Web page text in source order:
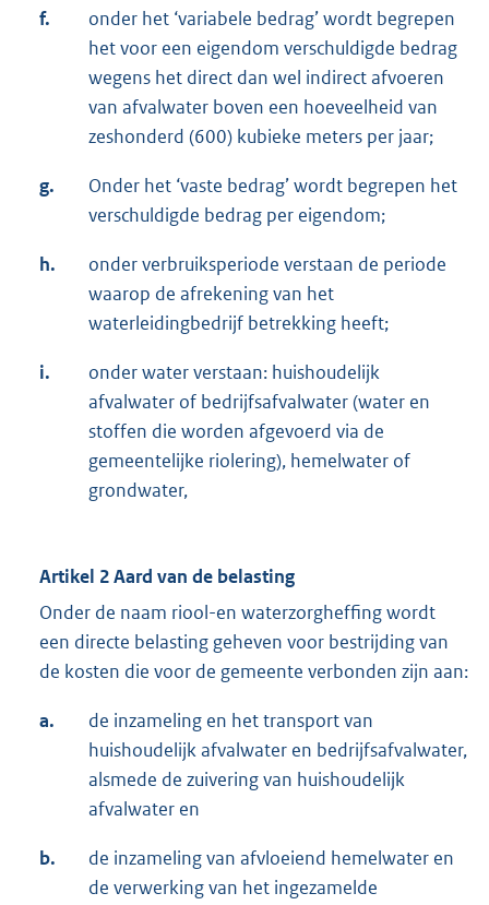
f.
onder het ‘variabele bedrag’ wordt begrepen
het voor een eigendom verschuldigde bedrag
wegens het direct dan wel indirect afvoeren
van afvalwater boven een hoeveelheid van
zeshonderd (600) kubieke meters per jaar;
g.
Onder het ‘vaste bedrag’ wordt begrepen het
verschuldigde bedrag per eigendom;
h.
onder verbruiksperiode verstaan de periode
waarop de afrekening van het
waterleidingbedrijf betrekking heeft;
i.
onder water verstaan: huishoudelijk
afvalwater of bedrijfsafvalwater (water en
stoffen die worden afgevoerd via de
gemeentelijke riolering), hemelwater of
grondwater,
Artikel 2 Aard van de belasting
Onder de naam riool-en waterzorgheffing wordt
een directe belasting geheven voor bestrijding van
de kosten die voor de gemeente verbonden zijn aan:
a.
de inzameling en het transport van
huishoudelijk afvalwater en bedrijfsafvalwater,
alsmede de zuivering van huishoudelijk
afvalwater en
b.
de inzameling van afvloeiend hemelwater en
de verwerking van het ingezamelde